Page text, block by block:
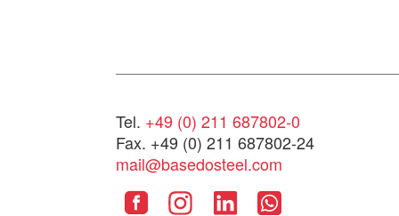
Tel. +49 (0) 211 687802-0
Fax. +49 (0) 211 687802-24
mail@basedosteel.com